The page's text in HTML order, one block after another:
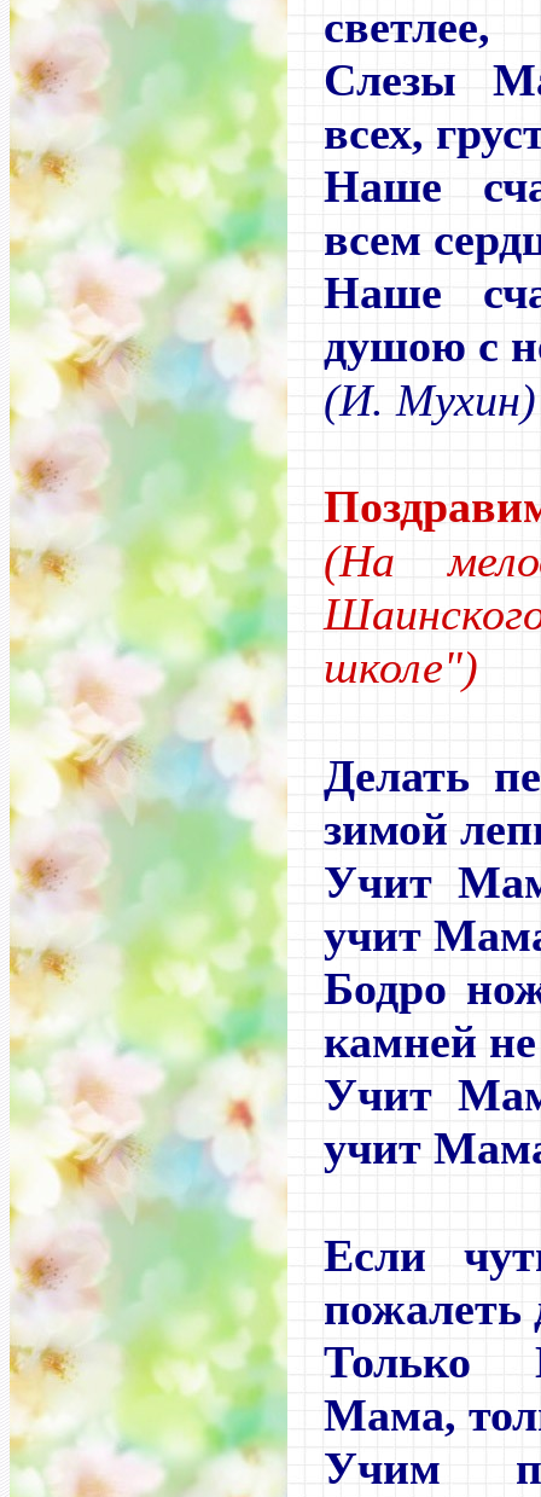
светлее,
Слезы
всех,
Наше
всем
Наше
душою с
(И. Мухин)
(На
школе")
Делать
зимой
Учит
учит
Бодро
камней
Учит
учит
Если
пожалеть
Только
Мама,
Учим